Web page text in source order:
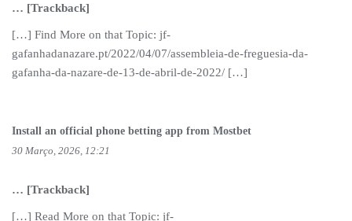
… [Trackback]
[…] Find More on that Topic: jf-
gafanhadanazare.pt/2022/04/07/assembleia-de-freguesia-da-
gafanha-da-nazare-de-13-de-abril-de-2022/ […]
Install an official phone betting app from Mostbet
30 Março, 2026, 12:21
… [Trackback]
[…] Read More on that Topic: jf-